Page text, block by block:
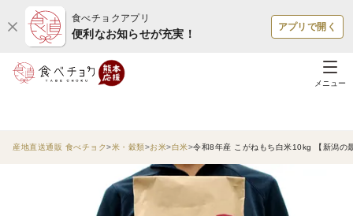
食べチョクアプリ
便利なお知らせが充実！
アプリで開く
メニュー
産地直送通販 食べチョク 米・穀類 お米 白米 令和8年産 こがねもち白米10kg 【新潟の